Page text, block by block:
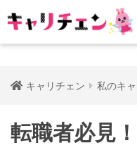
キャリチェン 私のキ
転職者必見